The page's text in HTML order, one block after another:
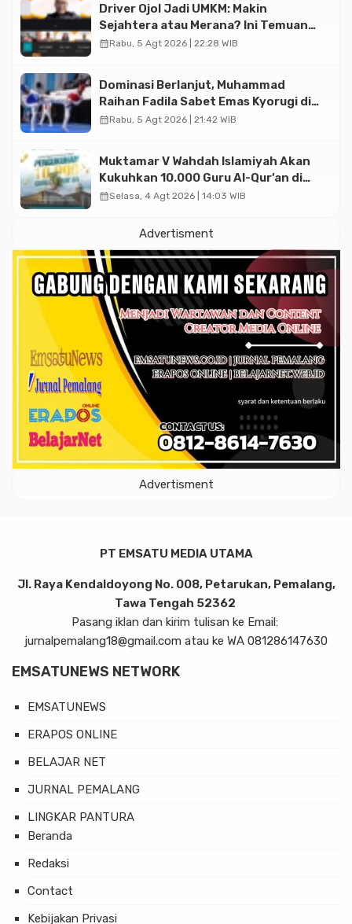
Driver Ojol Jadi UMKM: Makin
Sejahtera atau Merana? Ini Temuan
Diskusi Paramadina
calendar_monthRabu, 5 Agt 2026 | 22:28 WIB
Dominasi Berlanjut, Muhammad
Raihan Fadila Sabet Emas Kyorugi di
Asian Taekwondo Indonesia Open
calendar_monthRabu, 5 Agt 2026 | 21:42 WIB
Muktamar V Wahdah Islamiyah Akan
Kukuhkan 10.000 Guru Al-Qur’an di
Masjid Istiqlal
calendar_monthSelasa, 4 Agt 2026 | 14:03 WIB
Advertisment
Advertisment
PT EMSATU MEDIA UTAMA
Jl. Raya Kendaldoyong No. 008, Petarukan, Pemalang,
Tawa Tengah 52362
Pasang iklan dan kirim tulisan ke Email:
jurnalpemalang18@gmail.com atau ke WA 081286147630
EMSATUNEWS NETWORK
EMSATUNEWS
ERAPOS ONLINE
BELAJAR NET
JURNAL PEMALANG
LINGKAR PANTURA
Beranda
Redaksi
Contact
Kebijakan Privasi